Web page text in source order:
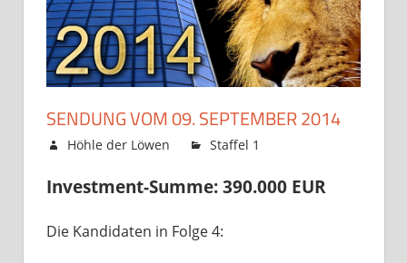
SENDUNG VOM 09. SEPTEMBER 2014
9. September 2014
Höhle der Löwen Staffel 1
Investment-Summe: 390.000 EUR
Die Kandidaten in Folge 4: